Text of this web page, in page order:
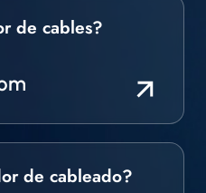
de cables?
de cableado?